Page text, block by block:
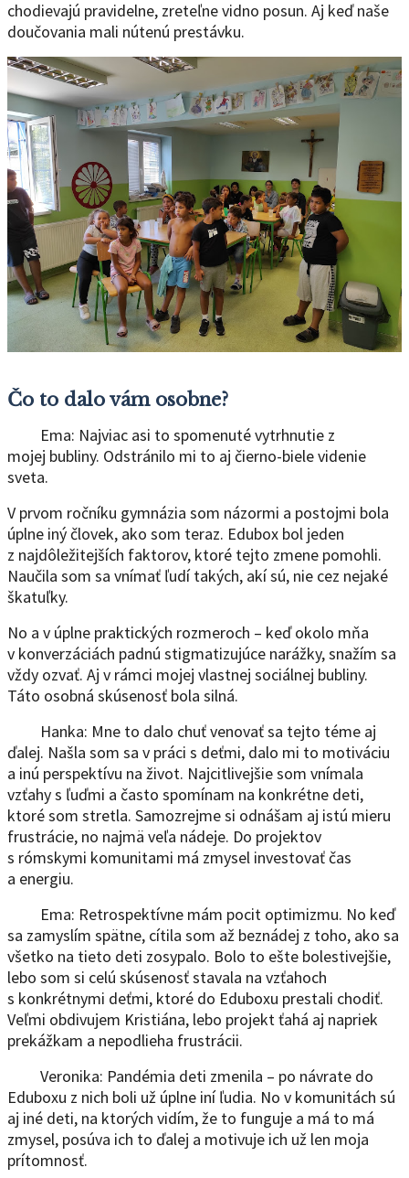
chodievajú pravidelne, zreteľne vidno posun. Aj keď naše
doučovania mali nútenú prestávku.
Čo to dalo vám osobne?
Ema: Najviac asi to spomenuté vytrhnutie z
mojej bubliny. Odstránilo mi to aj čierno-biele videnie
sveta.
V prvom ročníku gymnázia som názormi a postojmi bola
úplne iný človek, ako som teraz. Edubox bol jeden
z najdôležitejších faktorov, ktoré tejto zmene pomohli.
Naučila som sa vnímať ľudí takých, akí sú, nie cez nejaké
škatuľky.
No a v úplne praktických rozmeroch – keď okolo mňa
v konverzáciách padnú stigmatizujúce narážky, snažím sa
vždy ozvať. Aj v rámci mojej vlastnej sociálnej bubliny.
Táto osobná skúsenosť bola silná.
Hanka: Mne to dalo chuť venovať sa tejto téme aj
ďalej. Našla som sa v práci s deťmi, dalo mi to motiváciu
a inú perspektívu na život. Najcitlivejšie som vnímala
vzťahy s ľuďmi a často spomínam na konkrétne deti,
ktoré som stretla. Samozrejme si odnášam aj istú mieru
frustrácie, no najmä veľa nádeje. Do projektov
s rómskymi komunitami má zmysel investovať čas
a energiu.
Ema: Retrospektívne mám pocit optimizmu. No keď
sa zamyslím spätne, cítila som až beznádej z toho, ako sa
všetko na tieto deti zosypalo. Bolo to ešte bolestivejšie,
lebo som si celú skúsenosť stavala na vzťahoch
s konkrétnymi deťmi, ktoré do Eduboxu prestali chodiť.
Veľmi obdivujem Kristiána, lebo projekt ťahá aj napriek
prekážkam a nepodlieha frustrácii.
Veronika: Pandémia deti zmenila – po návrate do
Eduboxu z nich boli už úplne iní ľudia. No v komunitách sú
aj iné deti, na ktorých vidím, že to funguje a má to má
zmysel, posúva ich to ďalej a motivuje ich už len moja
prítomnosť.